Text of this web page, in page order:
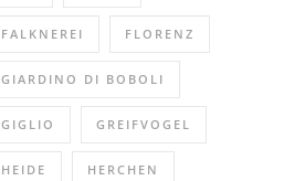
FALKNEREI FLORENZ
GIARDINO DI BOBOLI
GIGLIO GREIFVOGEL
HEIDE HERCHEN